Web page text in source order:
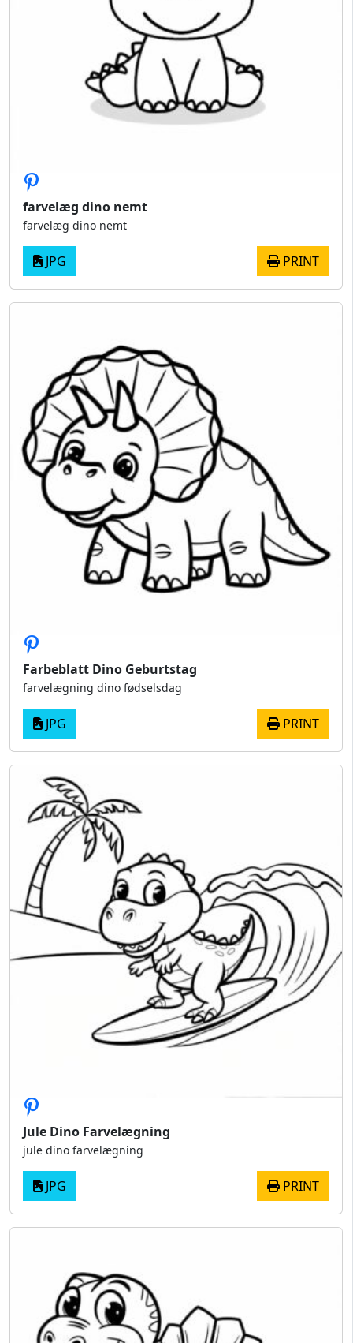
farvelæg dino nemt
farvelæg dino nemt
JPG PRINT
Farbeblatt Dino Geburtstag
farvelægning dino fødselsdag
JPG PRINT
Jule Dino Farvelægning
jule dino farvelægning
JPG PRINT